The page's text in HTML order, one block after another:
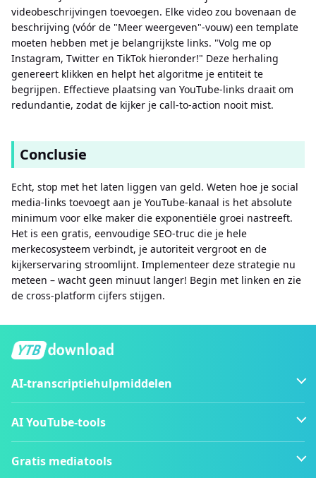
videobeschrijvingen toevoegen. Elke video zou bovenaan de
beschrijving (vóór de "Meer weergeven"-vouw) een template
moeten hebben met je belangrijkste links. "Volg me op
Instagram, Twitter en TikTok hieronder!" Deze herhaling
genereert klikken en helpt het algoritme je entiteit te
begrijpen. Effectieve plaatsing van YouTube-links draait om
redundantie, zodat de kijker je call-to-action nooit mist.
Conclusie
Echt, stop met het laten liggen van geld. Weten hoe je social
media-links toevoegt aan je YouTube-kanaal is het absolute
minimum voor elke maker die exponentiële groei nastreeft.
Het is een gratis, eenvoudige SEO-truc die je hele
merkecosysteem verbindt, je autoriteit vergroot en de
kijkerservaring stroomlijnt. Implementeer deze strategie nu
meteen – wacht geen minuut langer! Begin met linken en zie
de cross-platform cijfers stijgen.
AI-transcriptiehulpmiddelen
AI YouTube-tools
Gratis mediatools